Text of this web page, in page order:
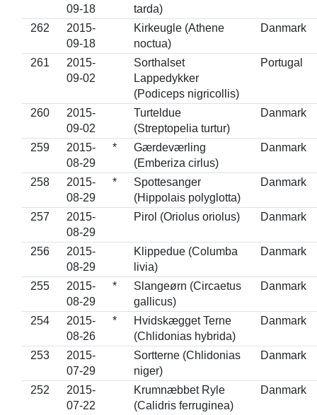
09-18
tarda)
262
2015-
09-18
Kirkeugle (Athene
noctua)
Danmark
261
2015-
09-02
Sorthalset
Lappedykker
(Podiceps nigricollis)
Portugal
260
2015-
09-02
Turteldue
(Streptopelia turtur)
Danmark
259
2015-
08-29
*
Gærdeværling
(Emberiza cirlus)
Danmark
258
2015-
08-29
*
Spottesanger
(Hippolais polyglotta)
Danmark
257
2015-
08-29
Pirol (Oriolus oriolus) Danmark
256
2015-
08-29
Klippedue (Columba
livia)
Danmark
255
2015-
08-29
*
Slangeørn (Circaetus
gallicus)
Danmark
254
2015-
08-26
*
Hvidskægget Terne
(Chlidonias hybrida)
Danmark
253
2015-
07-29
Sortterne (Chlidonias
niger)
Danmark
252
2015-
07-22
Krumnæbbet Ryle
(Calidris ferruginea)
Danmark